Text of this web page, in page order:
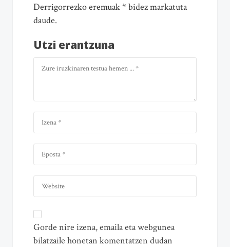
Derrigorrezko eremuak * bidez markatuta
daude.
Utzi erantzuna
Gorde nire izena, emaila eta webgunea
bilatzaile honetan komentatzen dudan